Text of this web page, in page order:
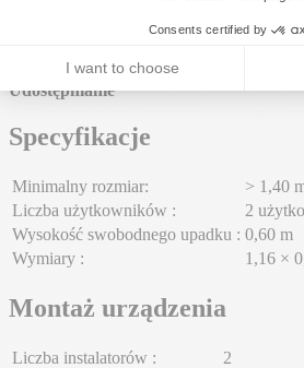
Udostępnianie
Specyfikacje
Minimalny rozmiar:
> 1,40
Liczba użytkowników :
2
Wysokość swobodnego upadku : 0,60 m
Wymiary :
1,16 ×
Montaż urządzenia
Liczba instalatorów :
2